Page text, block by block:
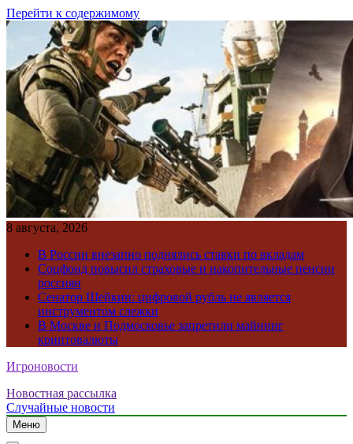
Перейти к содержимому
8 августа, 2026
В России внезапно поднялись ставки по вкладам
Соцфонд повысил страховые и накопительные пенсии
россиян
Сенатор Шейкин: цифровой рубль не является
инструментом слежки
В Москве и Подмосковье запретили майнинг
криптовалюты
Игроновости
Новостная рассылка
Случайные новости
Меню